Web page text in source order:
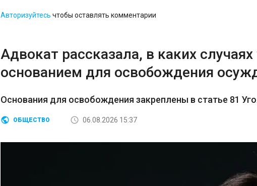
Авторизуйтесь чтобы оставлять комментарии
Адвокат рассказала, в каких
основанием для освобождения
Основания для освобождения закреплены в статье 81
ОБЩЕСТВО 06.08.2026 15:37